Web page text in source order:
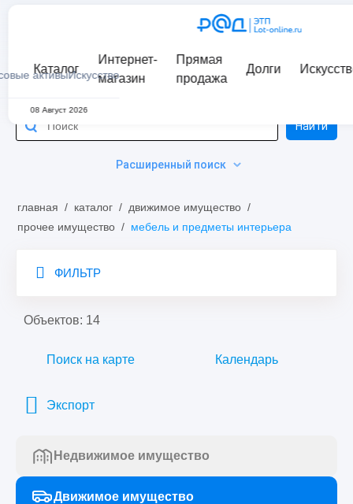
активыИскусство
Каталог
Интернет-
магазин
Прямая
продажа
Долги
08 Август 2026
Расширенный поиск
Найти
главная / каталог / движимое имущество /
прочее имущество / мебель и предметы интерьера
ФИЛЬТР
Объектов: 14
Поиск на карте Календарь
Экспорт
Недвижимое имущество
Движимое имущество